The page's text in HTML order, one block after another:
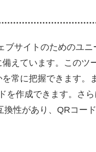
ブサイトのためのユ
えています。このツ
常に把握できます
を作成できます。さ
換性があり、QRコー